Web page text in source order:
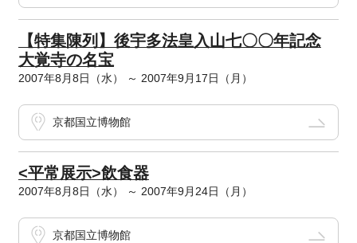
【特集陳列】後宇多法皇入山七〇〇年記念
大覚寺の名宝
2007年8月8日（水） ～ 2007年9月17日（月）
京都国立博物館
<平常展示>飲食器
2007年8月8日（水） ～ 2007年9月24日（月）
京都国立博物館